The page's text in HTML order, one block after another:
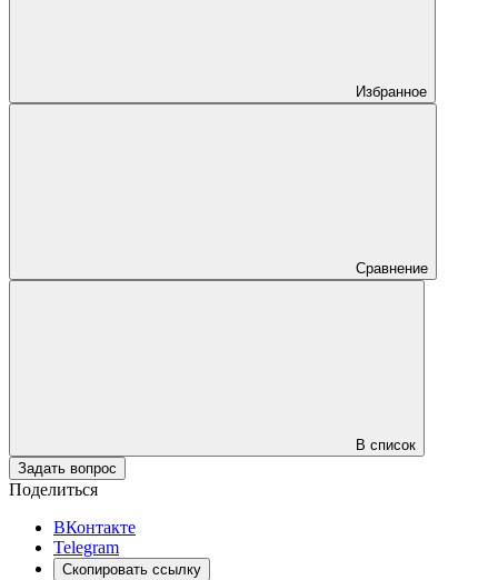
Избранное
Сравнение
В список
Задать вопрос
Поделиться
ВКонтакте
Telegram
Скопировать ссылку